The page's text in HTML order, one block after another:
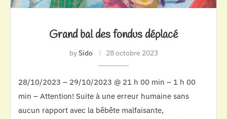
Grand bal des fondus déplacé
bySido 28 octobre 2023
28/10/2023 – 29/10/2023 @ 21 h 00 min – 1 h 00
min – Attention! Suite à une erreur humaine sans
aucun rapport avec la bêbête malfaisante,